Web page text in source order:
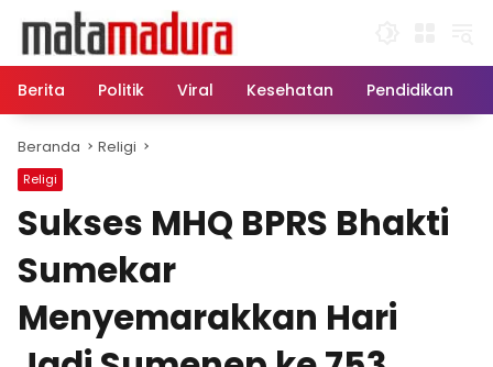
konten
Berita
Politik Viral Kesehatan Pendidikan
Beranda Religi
Religi
Sukses MHQ BPRS Bhakti
Sumekar
Menyemarakkan Hari